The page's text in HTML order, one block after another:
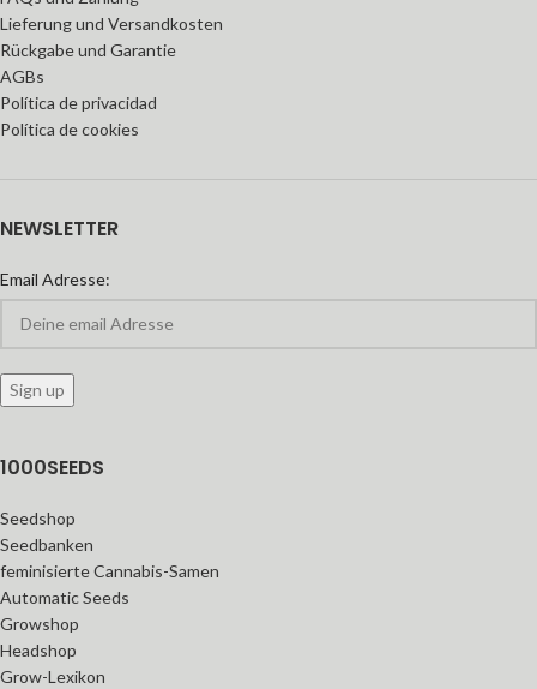
Lieferung und Versandkosten
Rückgabe und Garantie
AGBs
Política de privacidad
Política de cookies
NEWSLETTER
Email Adresse:
1000SEEDS
Seedshop
Seedbanken
feminisierte Cannabis-Samen
Automatic Seeds
Growshop
Headshop
Grow-Lexikon